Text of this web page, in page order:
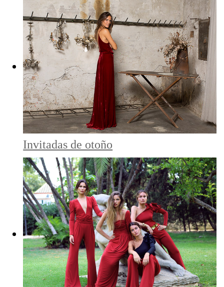
Invitadas de otoño